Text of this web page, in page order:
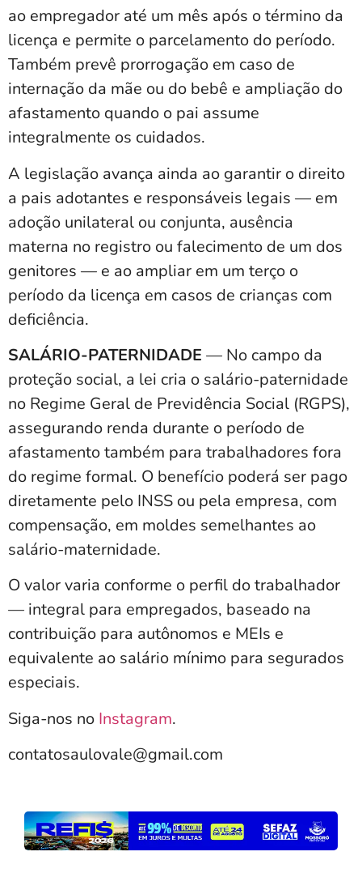
ao empregador até um mês após o término da
licença e permite o parcelamento do período.
Também prevê prorrogação em caso de
internação da mãe ou do bebê e ampliação do
afastamento quando o pai assume
integralmente os cuidados.
A legislação avança ainda ao garantir o direito
a pais adotantes e responsáveis legais — em
adoção unilateral ou conjunta, ausência
materna no registro ou falecimento de um dos
genitores — e ao ampliar em um terço o
período da licença em casos de crianças com
deficiência.
SALÁRIO-PATERNIDADE — No campo da
proteção social, a lei cria o salário-paternidade
no Regime Geral de Previdência Social (RGPS),
assegurando renda durante o período de
afastamento também para trabalhadores fora
do regime formal. O benefício poderá ser pago
diretamente pelo INSS ou pela empresa, com
compensação, em moldes semelhantes ao
salário-maternidade.
O valor varia conforme o perfil do trabalhador
— integral para empregados, baseado na
contribuição para autônomos e MEIs e
equivalente ao salário mínimo para segurados
especiais.
Siga-nos no Instagram.
contatosaulovale@gmail.com